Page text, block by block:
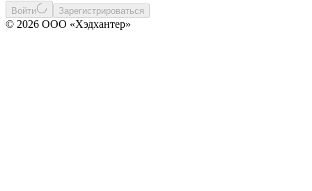
Войти Зарегистрироваться
© 2026 ООО «Хэдхантер»